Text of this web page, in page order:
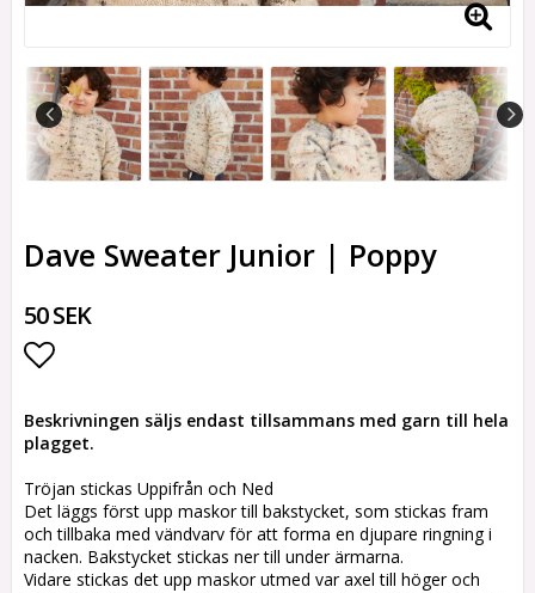
Dave Sweater Junior | Poppy
50 SEK
Lägg till i favoritlistan
Beskrivningen säljs endast tillsammans med garn till hela
plagget.
Tröjan stickas Uppifrån och Ned
Det läggs först upp maskor till bakstycket, som stickas fram
och tillbaka med vändvarv för att forma en djupare ringning i
nacken. Bakstycket stickas ner till under ärmarna.
Vidare stickas det upp maskor utmed var axel till höger och